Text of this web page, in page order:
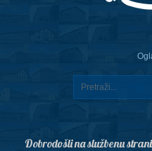
Dobrodošli na službenu